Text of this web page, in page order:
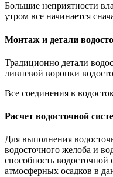
Большие неприятности
утром все начинается
Монтаж и детали
Традиционно детали
ливневой воронки
Все соединения в
Расчет водосточной
Для выполнения
водосточного желоба и
способность
атмосферных осадков в